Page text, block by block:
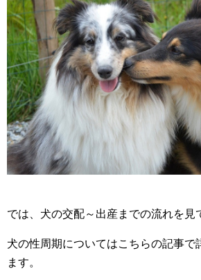
では、犬の交配～出産までの流れを見
犬の性周期についてはこちらの記事で
ます。